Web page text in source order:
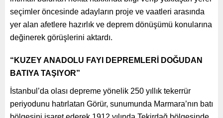
seçimler öncesinde adayların proje ve vaatleri arasında
yer alan afetlere hazırlık ve deprem dönüşümü konularına
değinerek görüşlerini aktardı.
“KUZEY ANADOLU FAYI DEPREMLERİ DOĞUDAN
BATIYA TAŞIYOR”
İstanbul’da olası depreme yönelik 250 yıllık tekerrür
periyodunu hatırlatan Görür, sunumunda Marmara’nın batı